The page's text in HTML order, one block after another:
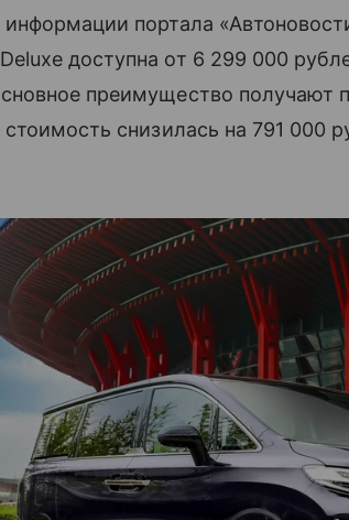
портала
доступна от 6 299 000
преимущество получают
снизилась на 791 000